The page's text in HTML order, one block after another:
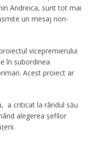
Andreica, sunt tot mai
un mesaj non-
vicepremierului
în subordinea
Acest proiect ar
a criticat la rândul său
alegerea şefilor